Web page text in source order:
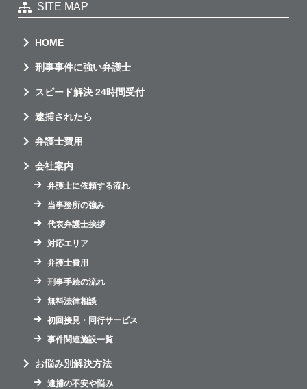
SITE MAP
HOME
刑事事件に強い弁護士
スピード解決 24時間受付
逮捕されたら
弁護士費用
会社案内
弁護士に依頼する流れ
当事務所の強み
代表弁護士挨拶
対応エリア
弁護士費用
刑事手続の流れ
無料法律相談
初回接見・同行サービス
事件関連施設一覧
お悩み別解決方法
逮捕の不安や悩み